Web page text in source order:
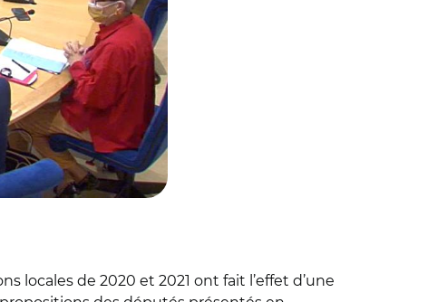
locales de 2020 et 2021 ont fait l’effet d’une